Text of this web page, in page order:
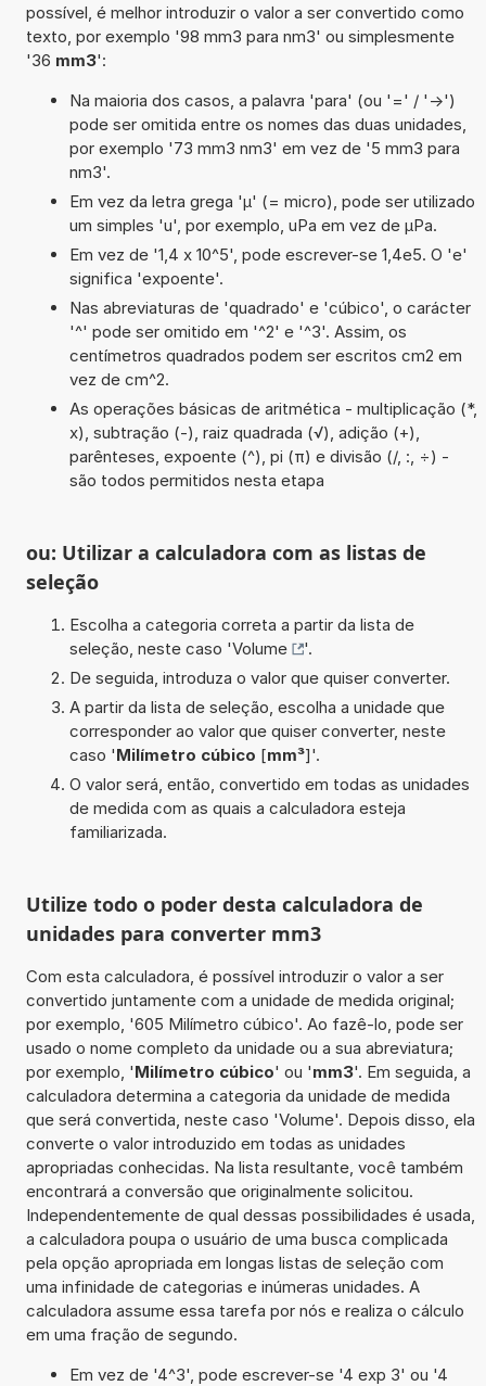
possível, é melhor introduzir o valor a ser convertido como
texto, por exemplo '98 mm3 para nm3' ou simplesmente
'36 mm3':
Na maioria dos casos, a palavra 'para' (ou '=' / '->')
pode ser omitida entre os nomes das duas unidades,
por exemplo '73 mm3 nm3' em vez de '5 mm3 para
nm3'.
Em vez da letra grega 'µ' (= micro), pode ser utilizado
um simples 'u', por exemplo, uPa em vez de µPa.
Em vez de '1,4 x 10^5', pode escrever-se 1,4e5. O 'e'
significa 'expoente'.
Nas abreviaturas de 'quadrado' e 'cúbico', o carácter
'^' pode ser omitido em '^2' e '^3'. Assim, os
centímetros quadrados podem ser escritos cm2 em
vez de cm^2.
As operações básicas de aritmética - multiplicação (*,
x), subtração (-), raiz quadrada (√), adição (+),
parênteses, expoente (^), pi (π) e divisão (/, :, ÷) -
são todos permitidos nesta etapa
ou: Utilizar a calculadora com as listas de
seleção
Escolha a categoria correta a partir da lista de
seleção, neste caso 'Volume
'.
De seguida, introduza o valor que quiser converter.
A partir da lista de seleção, escolha a unidade que
corresponder ao valor que quiser converter, neste
caso 'Milímetro cúbico [mm³]'.
O valor será, então, convertido em todas as unidades
de medida com as quais a calculadora esteja
familiarizada.
Utilize todo o poder desta calculadora de
unidades para converter mm3
Com esta calculadora, é possível introduzir o valor a ser
convertido juntamente com a unidade de medida original;
por exemplo, '605 Milímetro cúbico'. Ao fazê-lo, pode ser
usado o nome completo da unidade ou a sua abreviatura;
por exemplo, 'Milímetro cúbico' ou 'mm3'. Em seguida, a
calculadora determina a categoria da unidade de medida
que será convertida, neste caso 'Volume'. Depois disso, ela
converte o valor introduzido em todas as unidades
apropriadas conhecidas. Na lista resultante, você também
encontrará a conversão que originalmente solicitou.
Independentemente de qual dessas possibilidades é usada,
a calculadora poupa o usuário de uma busca complicada
pela opção apropriada em longas listas de seleção com
uma infinidade de categorias e inúmeras unidades. A
calculadora assume essa tarefa por nós e realiza o cálculo
em uma fração de segundo.
Em vez de '4^3', pode escrever-se '4 exp 3' ou '4